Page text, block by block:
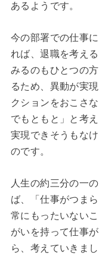
あるようです。
今の部署での仕事
れば、退職を考え
みるのもひとつの
るため、異動が実
クションをおこさ
でもともと」と考
実現できそうもな
のです。
人生の約三分の一
ば、「仕事がつま
常にもったいない
がいを持って仕事
ら、考えていきまし